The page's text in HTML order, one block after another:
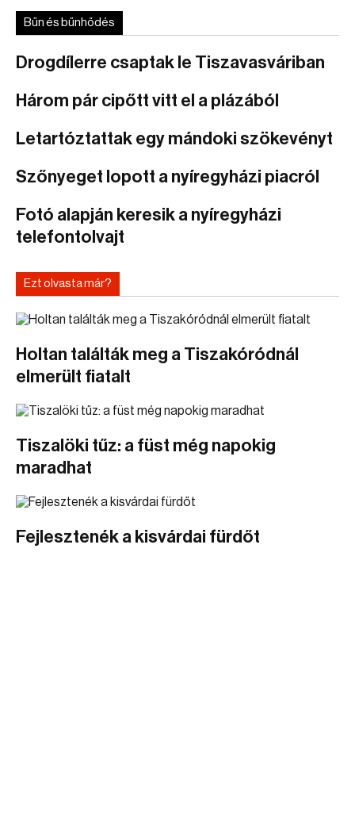
Bűn és bűnhődés
Drogdílerre csaptak le Tiszavasváriban
Három pár cipőtt vitt el a plázából
Letartóztattak egy mándoki szökevényt
Szőnyeget lopott a nyíregyházi piacról
Fotó alapján keresik a nyíregyházi
telefontolvajt
Ezt olvasta már?
Holtan találták meg a Tiszakóródnál
elmerült fiatalt
Tiszalöki tűz: a füst még napokig
maradhat
Fejlesztenék a kisvárdai fürdőt